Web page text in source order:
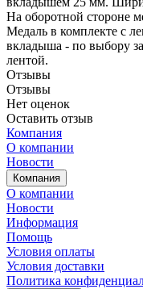
На оборотной стороне
Медаль в комплекте с
вкладыша - по выбору
лентой.
Отзывы
Отзывы
Нет оценок
Оставить отзыв
Компания
О компании
Новости
Компания
О компании
Новости
Информация
Помощь
Условия оплаты
Условия доставки
Политика